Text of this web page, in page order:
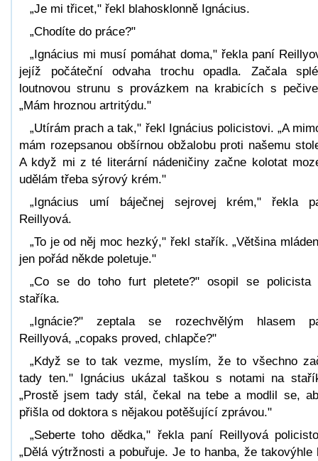
„Je mi třicet," řekl blahosklonně Ignácius.
„Chodíte do práce?"
„Ignácius mi musí pomáhat doma," řekla paní
jejíž počáteční odvaha trochu opadla. Začala
loutnovou strunu s provázkem na krabicích s
„Mám hroznou artritýdu."
„Utírám prach a tak," řekl Ignácius policistovi. „A
mám rozepsanou obšírnou obžalobu proti našemu
A když mi z té literární nádeničiny začne kolotat
udělám třeba sýrový krém."
„Ignácius umí báječnej sejrovej krém," řekla
Reillyová.
„To je od něj moc hezký," řekl stařík. „Většina
jen pořád někde poletuje."
„Co se do toho furt pletete?" osopil se policista
staříka.
„Ignácie?" zeptala se rozechvělým hlasem
Reillyová, „copaks proved, chlapče?"
„Když se to tak vezme, myslím, že to všechno
tady ten." Ignácius ukázal taškou s notami na
„Prostě jsem tady stál, čekal na tebe a modlil se,
přišla od doktora s nějakou potěšující zprávou."
„Seberte toho dědka," řekla paní Reillyová
„Dělá výtržnosti a pobuřuje. Je to hanba, že takovýhle